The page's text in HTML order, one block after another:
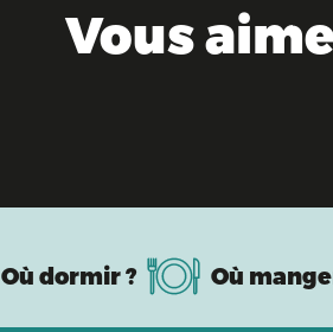
Vous
Où dormir ? Où